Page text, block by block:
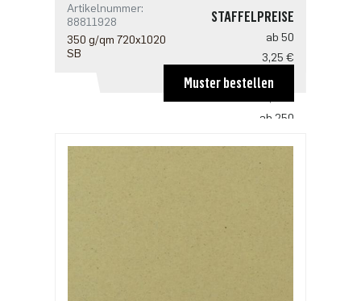
Artikelnummer:
88811928
350 g/qm 720x1020
SB
STAFFELPREISE
ab 50
3,25 €
ab 100
ab 250
Muster bestellen